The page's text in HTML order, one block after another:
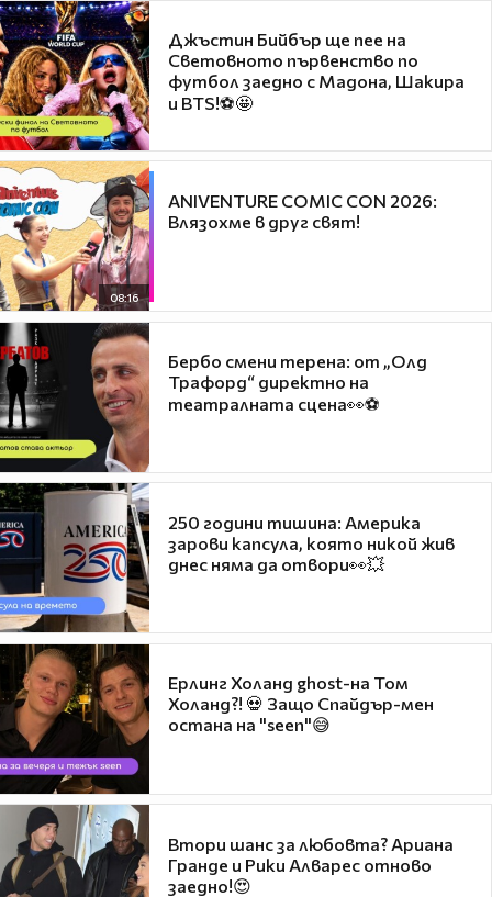
Джъстин Бийбър ще пее на
Световното първенство по
футбол заедно с Мадона, Шакира
и BTS!⚽🤩
08:16
ANIVENTURE COMIC CON 2026:
Влязохме в друг свят!
Бербо смени терена: от „Олд
Трафорд“ директно на
театралната сцена👀⚽
250 години тишина: Америка
зарови капсула, която никой жив
днес няма да отвори👀💥
Ерлинг Холанд ghost-на Том
Холанд?! 💀 Защо Спайдър-мен
остана на "seen"😅
Втори шанс за любовта? Ариана
Гранде и Рики Алварес отново
заедно!😍